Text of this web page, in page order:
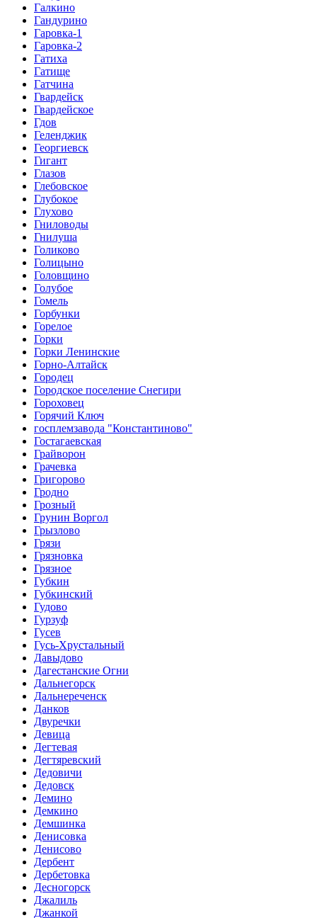
Галкино
Гандурино
Гаровка-1
Гаровка-2
Гатиха
Гатище
Гатчина
Гвардейск
Гвардейское
Гдов
Геленджик
Георгиевск
Гигант
Глазов
Глебовское
Глубокое
Глухово
Гниловоды
Гнилуша
Голиково
Голицыно
Головщино
Голубое
Гомель
Горбунки
Горелое
Горки
Горки Ленинские
Горно-Алтайск
Городец
Городское поселение Снегири
Гороховец
Горячий Ключ
госплемзавода "Константиново"
Гостагаевская
Грайворон
Грачевка
Григорово
Гродно
Грозный
Грунин Воргол
Грызлово
Грязи
Грязновка
Грязное
Губкин
Губкинский
Гудово
Гурзуф
Гусев
Гусь-Хрустальный
Давыдово
Дагестанские Огни
Дальнегорск
Дальнереченск
Данков
Двуречки
Девица
Дегтевая
Дегтяревский
Дедовичи
Дедовск
Демино
Демкино
Демшинка
Денисовка
Денисово
Дербент
Дербетовка
Десногорск
Джалиль
Джанкой